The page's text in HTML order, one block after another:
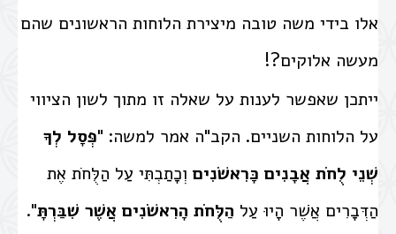
אלו בידי משה טובה מיצירת הלוחות הראשונים שהם
מעשה אלוקים?!
ייתכן שאפשר לענות על שאלה זו מתוך לשון הציווי
על הלוחות השניים. הקב"ה אמר למשה: "פְּסָל לְךָ
שְׁנֵי לֻחֹת אֲבָנִים כָּרִאשֹׁנִיםוְכָתַבְתִּי עַל הַלֻּחֹת אֶת
הַדְּבָרִים אֲשֶׁר הָיוּ עַלהַלֻּחֹת הָרִאשֹׁנִים אֲשֶׁר שִׁבַּרְתָּ".